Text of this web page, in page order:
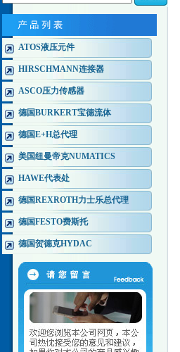
ATOS液压元件
HIRSCHMANN连接器
ASCO压力传感器
德国BURKERT宝德流体
德国E+H总代理
美国纽曼帝克NUMATICS
HAWE代表处
德国REXROTH力士乐总代理
德国FESTO费斯托
德国贺德克HYDAC